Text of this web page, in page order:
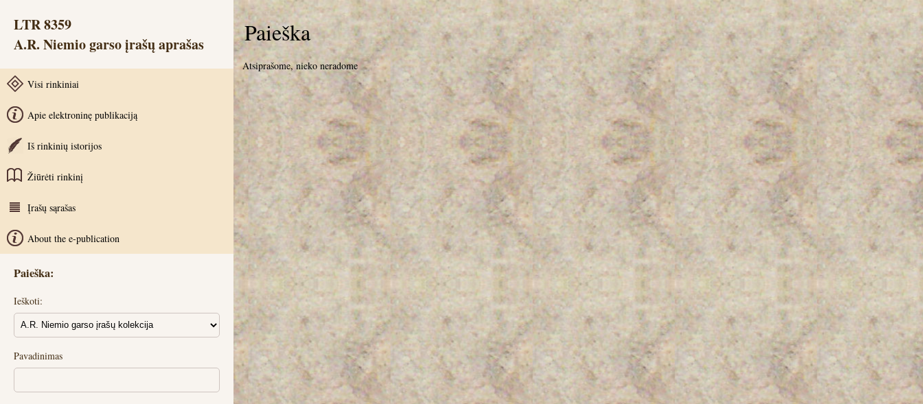
LTR 8359
A.R. Niemio garso įrašų aprašas
Visi rinkiniai
Apie elektroninę publikaciją
Iš rinkinių istorijos
Žiūrėti rinkinį
Įrašų sąrašas
About the e-publication
Paieška:
Ieškoti:
Pavadinimas
Paieška
Atsiprašome, nieko neradome